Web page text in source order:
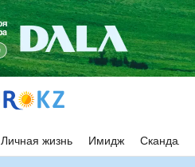
Личная жизнь Имидж Скандалы